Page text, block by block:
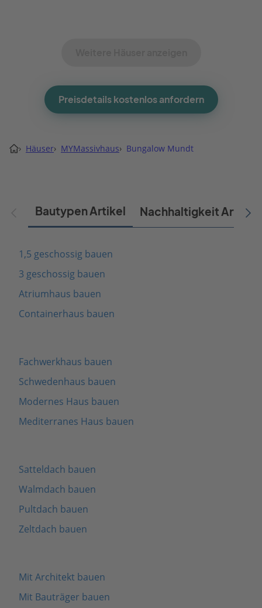
Preisdetails kostenlos anfordern
› Häuser› MYMassivhaus› Bungalow Mundt
Bautypen Artikel Nachhaltigkeit Artikel
1,5 geschossig bauen
3 geschossig bauen
Atriumhaus bauen
Containerhaus bauen
Fachwerkhaus bauen
Schwedenhaus bauen
Modernes Haus bauen
Mediterranes Haus bauen
Satteldach bauen
Walmdach bauen
Pultdach bauen
Zeltdach bauen
Mit Architekt bauen
Mit Bauträger bauen